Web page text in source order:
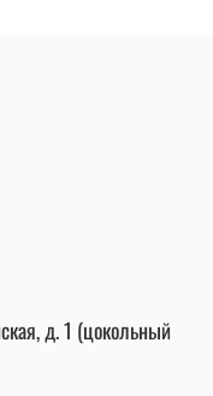
д. 1 (цокольный